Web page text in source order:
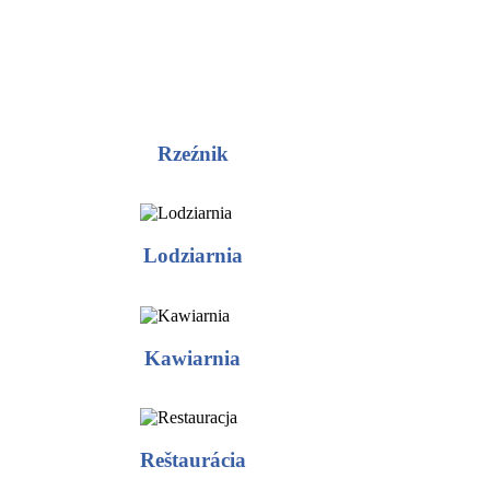
Rzeźnik
Lodziarnia
Kawiarnia
Reštaurácia